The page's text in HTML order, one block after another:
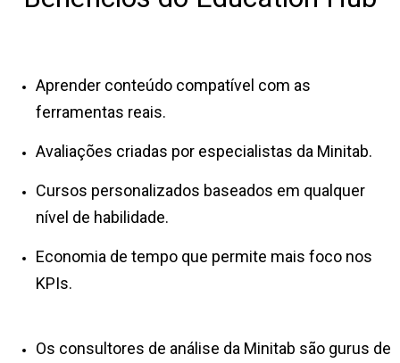
Aprender conteúdo compatível com as
ferramentas reais.
Avaliações criadas por especialistas da Minitab.
Cursos personalizados baseados em qualquer
nível de habilidade.
Economia de tempo que permite mais foco nos
KPIs.
Os consultores de análise da Minitab são gurus de